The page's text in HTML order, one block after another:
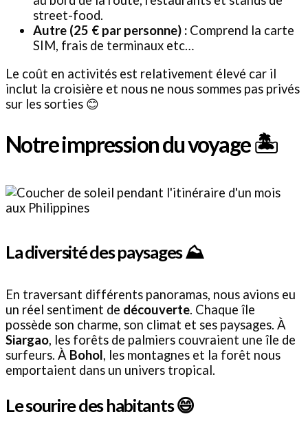
street-food.
Autre (25 € par personne) : Comprend la carte
SIM, frais de terminaux etc…
Le coût en activités est relativement élevé car il
inclut la croisière et nous ne nous sommes pas privés
sur les sorties 😊
Notre impression du voyage 🏝️
La diversité des paysages ⛰️
En traversant différents panoramas, nous avions eu
un réel sentiment de découverte. Chaque île
possède son charme, son climat et ses paysages. À
Siargao, les forêts de palmiers couvraient une île de
surfeurs. À Bohol, les montagnes et la forêt nous
emportaient dans un univers tropical.
Le sourire des habitants 😄